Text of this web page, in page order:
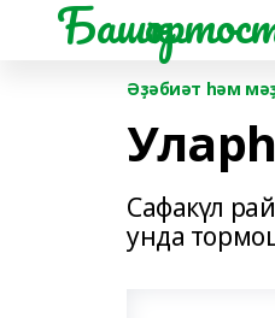
Әҙәбиәт һәм
Сафакүл
унда